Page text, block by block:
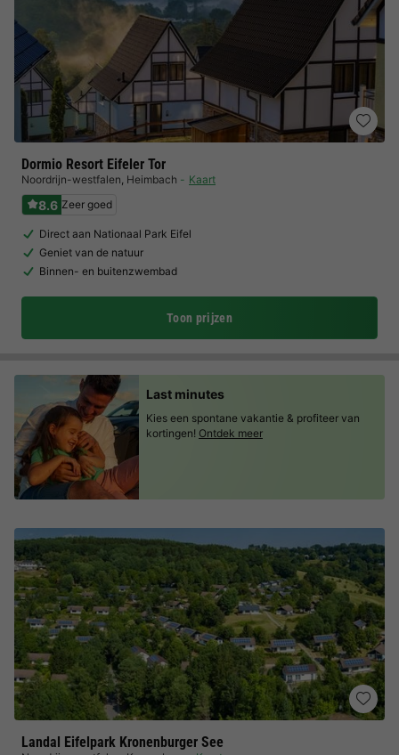
Dormio Resort Eifeler Tor
Noordrijn-westfalen, Heimbach Kaart
8.6 Zeer goed
Direct aan Nationaal Park Eifel
Geniet van de natuur
Binnen- en buitenzwembad
Toon prijzen
Landal Eifelpark Kronenburger See
Last minutes
Kies een spontane vakantie & profiteer van
kortingen! Ontdek meer